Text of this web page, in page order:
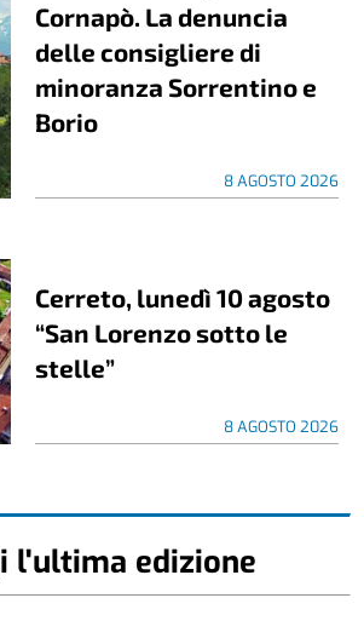
Cornapò. La denuncia
delle consigliere di
minoranza Sorrentino e
Borio
8 AGOSTO 2026
Cerreto, lunedì 10 agosto
“San Lorenzo sotto le
stelle”
8 AGOSTO 2026
l'ultima edizione